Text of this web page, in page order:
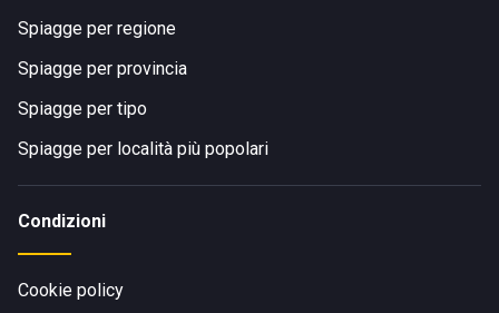
Spiagge per regione
Spiagge per provincia
Spiagge per tipo
Spiagge per località più popolari
Condizioni
Cookie policy